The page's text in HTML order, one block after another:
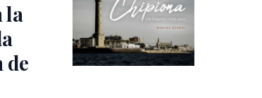
la
de